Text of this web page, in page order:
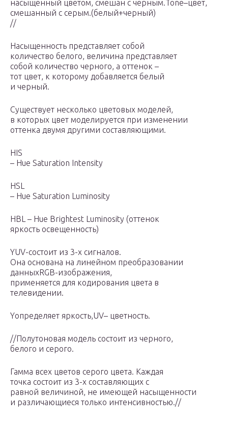
насыщенный цветом, смешан с черным.Tone–цвет,
смешанный с серым.(белый+черный)
//
Насыщенность представляет собой
количество белого, величина представляет
собой количество черного, а оттенок –
тот цвет, к которому добавляется белый
и черный.
Существует несколько цветовых моделей,
в которых цвет моделируется при изменении
оттенка двумя другими составляющими.
HIS
– Hue Saturation Intensity
HSL
– Hue Saturation Luminosity
HBL – Hue Brightest Luminosity (оттенок
яркость освещенность)
YUV-состоит из 3-х сигналов.
Она основана на линейном преобразовании
данныхRGB-изображения,
применяется для кодирования цвета в
телевидении.
Yопределяет яркость,UV– цветность.
//Полутоновая модель состоит из черного,
белого и серого.
Гамма всех цветов серого цвета. Каждая
точка состоит из 3-х составляющих с
равной величиной, не имеющей насыщенности
и различающиеся только интенсивностью.//